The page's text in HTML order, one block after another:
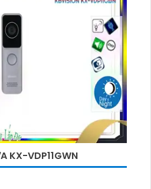
KX-VDP11GWN